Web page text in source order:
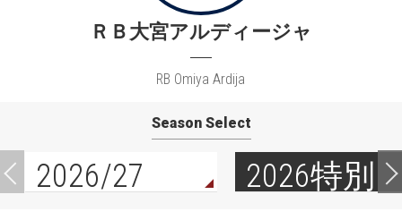
ＲＢ大宮アルディージャ
RB Omiya Ardija
Season Select
2026/27 2026特別